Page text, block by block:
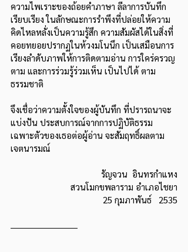
ความไพเราะของถ้อยคำภาษา ลีลาการบันทึก
เรียบเรียง ในลักษณะการรำพึงที่ปล่อยให้ความ
คิดไหลหลั่งเป็นความรู้สึก ความสัมผัสได้ในสิ่งที่
คอยทยอยปรากฏในห้วงมโนนึก เป็นเสมือนการ
เรียงลำดับภาพให้การติดตามอ่าน การใคร่ครวญ
ตาม และการร่วมรู้ร่วมเห็น เป็นไปได้ ตาม
ธรรมชาติ
จึงเชื่อว่าความตั้งใจของผู้บันทึก ที่ปรารถนาจะ
แบ่งปัน ประสบการณ์จากการปฏิบัติธรรม
เฉพาะตัวของเธอต่อผู้อ่าน จะสัมฤทธิ์ผลตาม
เจตนารมณ์
รัญจวน  อินทรกำแหง
สวนโมกขพลาราม อำเภอไชยา
25 กุมภาพันธ์   2535